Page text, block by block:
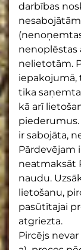
darbības
nenoplēstas
nelietotām.
iepakojumā,
tika
kā arī
ir sabojāta,
Pārdevējam
neatmaksāt
naudu.
lietošanu,
pasūtītajai
atgriezta.
Pircējs